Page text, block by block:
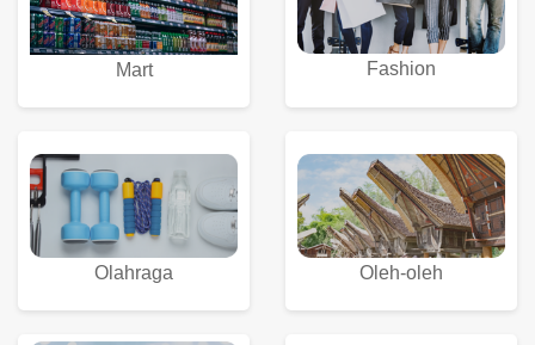
Mart Fashion
Olahraga Oleh-oleh